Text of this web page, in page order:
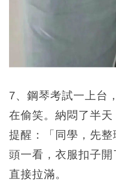
7、鋼琴考試一上台
在偷笑。納悶了半
提醒：「同學，先
頭一看，衣服扣子
直接拉滿。